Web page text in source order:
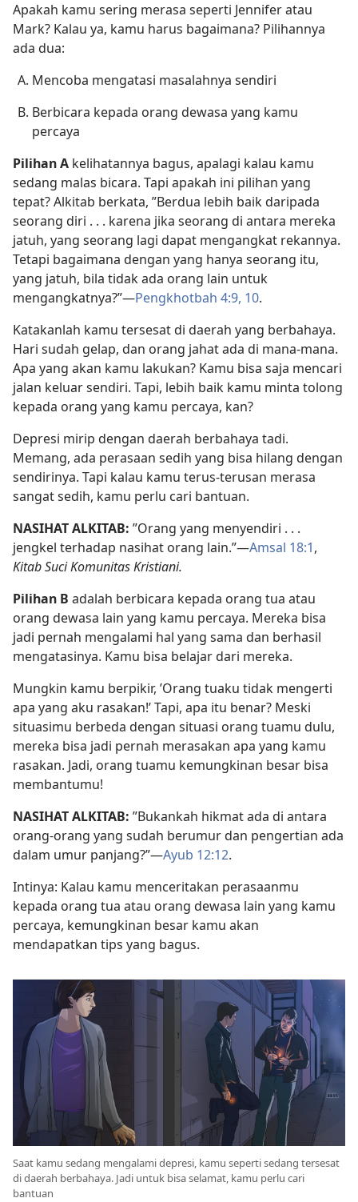
Apakah kamu sering merasa seperti Jennifer atau
Mark? Kalau ya, kamu harus bagaimana? Pilihannya
ada dua:
Mencoba mengatasi masalahnya sendiri
Berbicara kepada orang dewasa yang kamu
percaya
Pilihan A kelihatannya bagus, apalagi kalau kamu
sedang malas bicara. Tapi apakah ini pilihan yang
tepat? Alkitab berkata, ”Berdua lebih baik daripada
seorang diri . . . karena jika seorang di antara mereka
jatuh, yang seorang lagi dapat mengangkat rekannya.
Tetapi bagaimana dengan yang hanya seorang itu,
yang jatuh, bila tidak ada orang lain untuk
mengangkatnya?”​—Pengkhotbah 4:​9, 10.
Katakanlah kamu tersesat di daerah yang berbahaya.
Hari sudah gelap, dan orang jahat ada di mana-mana.
Apa yang akan kamu lakukan? Kamu bisa saja mencari
jalan keluar sendiri. Tapi, lebih baik kamu minta tolong
kepada orang yang kamu percaya, kan?
Depresi mirip dengan daerah berbahaya tadi.
Memang, ada perasaan sedih yang bisa hilang dengan
sendirinya. Tapi kalau kamu terus-terusan merasa
sangat sedih, kamu perlu cari bantuan.
NASIHAT ALKITAB: ”Orang yang menyendiri . . .
jengkel terhadap nasihat orang lain.”​—Amsal 18:1,
Kitab Suci Komunitas Kristiani.
Pilihan B adalah berbicara kepada orang tua atau
orang dewasa lain yang kamu percaya. Mereka bisa
jadi pernah mengalami hal yang sama dan berhasil
mengatasinya. Kamu bisa belajar dari mereka.
Mungkin kamu berpikir, ’Orang tuaku tidak mengerti
apa yang aku rasakan!’ Tapi, apa itu benar? Meski
situasimu berbeda dengan situasi orang tuamu dulu,
mereka bisa jadi pernah merasakan apa yang kamu
rasakan. Jadi, orang tuamu kemungkinan besar bisa
membantumu!
NASIHAT ALKITAB: ”Bukankah hikmat ada di antara
orang-orang yang sudah berumur dan pengertian ada
dalam umur panjang?”​—Ayub 12:12.
Intinya: Kalau kamu menceritakan perasaanmu
kepada orang tua atau orang dewasa lain yang kamu
percaya, kemungkinan besar kamu akan
mendapatkan tips yang bagus.
Saat kamu sedang mengalami depresi, kamu seperti sedang tersesat
di daerah berbahaya. Jadi untuk bisa selamat, kamu perlu cari
bantuan